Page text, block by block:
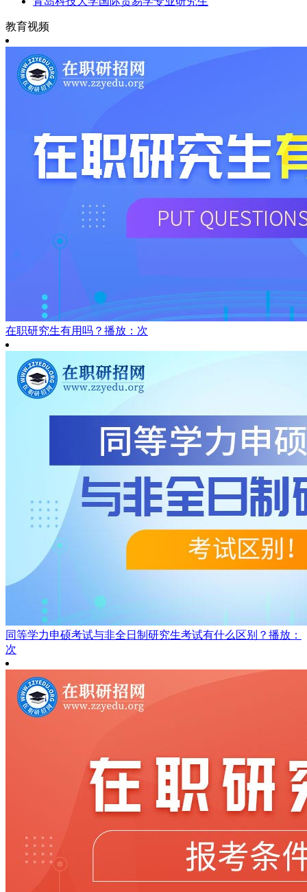
教育视频
在职研究生有用吗？ 播放：次
同等学力申硕考试与非全日制研究生考试有什么区别？ 播放：
次